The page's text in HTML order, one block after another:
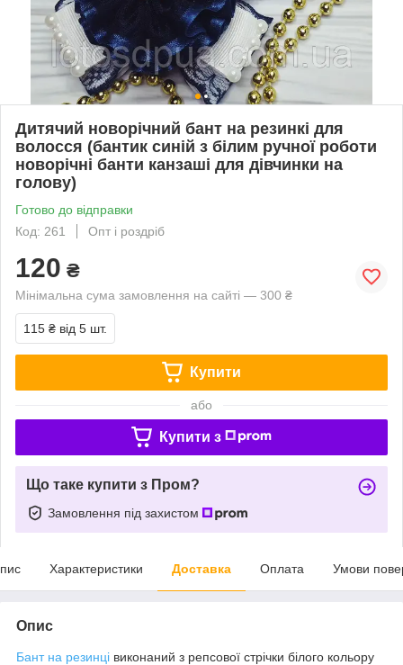
Дитячий новорічний бант на резинкі для
волосся (бантик синій з білим ручної роботи
новорічні банти канзаші для дівчинки на
голову)
Готово до відправки
Код: 261
Опт і роздріб
120 ₴
Мінімальна сума замовлення на сайті — 300 ₴
115 ₴ від 5 шт.
Купити
або
Купити з
Що таке купити з Пром?
Замовлення під захистом
Характеристики Доставка Оплата Умови
Опис
Бант на резинці виконаний з репсової стрічки білого кольору